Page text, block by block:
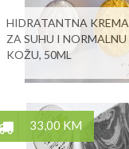
HIDRATANTNA KREMA
ZA SUHU I NORMALNU
KOŽU, 50ML
33,00 KM